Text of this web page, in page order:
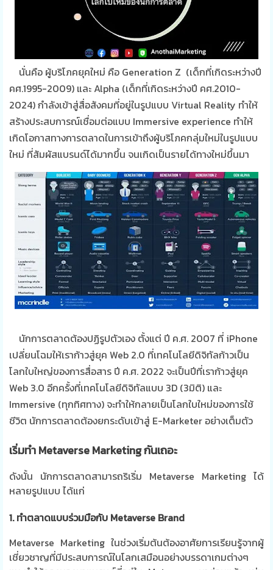
นั่นคือ ผู้บริโภคยุคใหม่ คือ Generation Z (เด็กที่เกิดระหว่างปี
คศ.1995-2009) และ Alpha (เด็กที่เกิดระหว่างปี คศ.2010-
2024) กำลังเข้าสู่สื่อสังคมที่อยู่ในรูปแบบ Virtual Reality ทำให้
สร้างประสบการณ์เชื่อมต่อแบบ Immersive experience ทำให้
เกิดโอกาสทางการตลาดในการเข้าถึงผู้บริโภคกลุ่มใหม่ในรูปแบบ
ใหม่ ที่สัมผัสแบรนด์ได้มากขึ้น จนเกิดเป็นรายได้ทางใหม่ขึ้นมา
นักการตลาดต้องปฏิรูปตัวเอง ตั้งแต่ ปี ค.ศ. 2007 ที่ iPhone
เปลี่ยนโฉมให้เราก้าวสู่ยุค Web 2.0 ที่เทคโนโลยีดิจิทัลก้าวเป็น
โลกใบใหญ่ของการสื่อสาร ปี ค.ศ. 2022 จะเป็นปีที่เราก้าวสู่ยุค
Web 3.0 อีกครั้งที่เทคโนโลยีดิจิทัลแบบ 3D (3มิติ) และ
Immersive (ทุกทิศทาง) จะทำให้กลายเป็นโลกใบใหม่ของการใช้
ชีวิต นักการตลาดต้องยกระดับเข้าสู่ E-Marketer อย่างเต็มตัว
เริ่มทำ Metaverse Marketing กันเถอะ
ดังนั้น นักการตลาดสามารถริเริ่ม Metaverse Marketing ได้
หลายรูปแบบ ได้แก่
1. ทำตลาดแบบร่วมมือกับ Metaverse Brand
Metaverse Marketing ในช่วงเริ่มต้นต้องอาศัยการเรียนรู้จากผู้
เชี่ยวชาญที่มีประสบการณ์ในโลกเสมือนอย่างบรรดาเกมต่างๆ